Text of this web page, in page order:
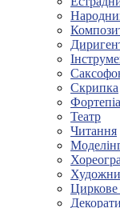
Скрипка
Театр
Читання
Циркове